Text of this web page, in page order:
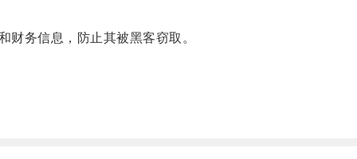
务信息，防止其被黑客窃取。